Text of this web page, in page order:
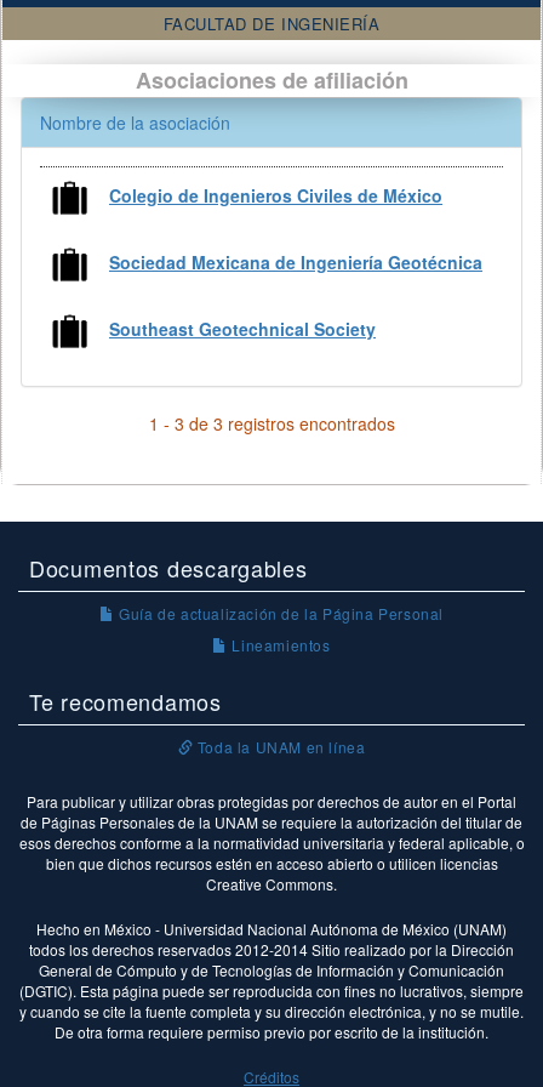
FACULTAD DE INGENIERÍA
Asociaciones de afiliación
Nombre de la asociación
Colegio de Ingenieros Civiles de México
Sociedad Mexicana de Ingeniería Geotécnica
Southeast Geotechnical Society
1 - 3 de 3 registros encontrados
Documentos descargables
Guía de actualización de la Página Personal
Lineamientos
Te recomendamos
Toda la UNAM en línea
Para publicar y utilizar obras protegidas por derechos de autor en el Portal
de Páginas Personales de la UNAM se requiere la autorización del titular de
esos derechos conforme a la normatividad universitaria y federal aplicable, o
bien que dichos recursos estén en acceso abierto o utilicen licencias
Creative Commons.
Hecho en México - Universidad Nacional Autónoma de México (UNAM)
todos los derechos reservados 2012-2014 Sitio realizado por la Dirección
General de Cómputo y de Tecnologías de Información y Comunicación
(DGTIC). Esta página puede ser reproducida con fines no lucrativos, siempre
y cuando se cite la fuente completa y su dirección electrónica, y no se mutile.
De otra forma requiere permiso previo por escrito de la institución.
Créditos